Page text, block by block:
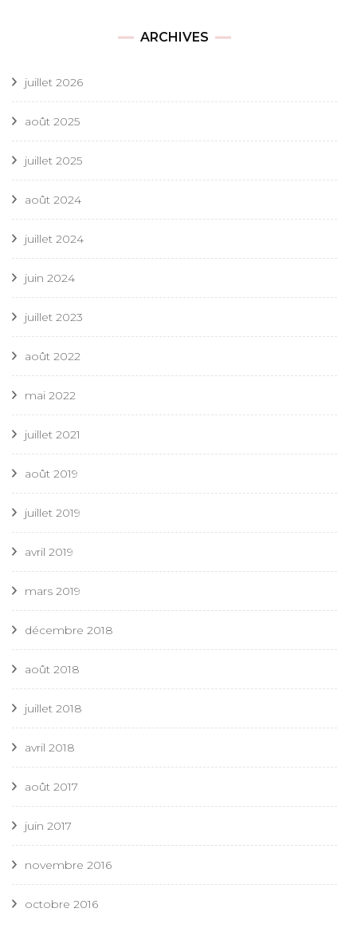
ARCHIVES
juillet 2026
août 2025
juillet 2025
août 2024
juillet 2024
juin 2024
juillet 2023
août 2022
mai 2022
juillet 2021
août 2019
juillet 2019
avril 2019
mars 2019
décembre 2018
août 2018
juillet 2018
avril 2018
août 2017
juin 2017
novembre 2016
octobre 2016